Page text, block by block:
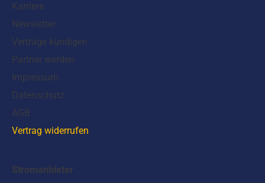
Karriere
Newsletter
Verträge kündigen
Partner werden
Impressum
Datenschutz
AGB
Vertrag widerrufen
Stromanbieter